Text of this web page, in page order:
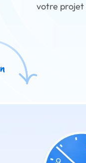
votre projet